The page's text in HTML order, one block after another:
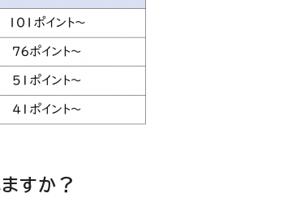
すか？